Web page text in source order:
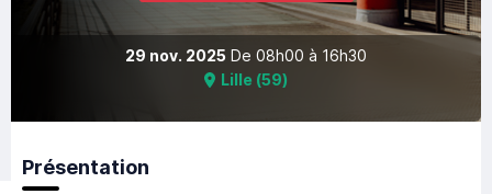
29 nov. 2025 De 08h00 à 16h30
Lille (59)
Présentation